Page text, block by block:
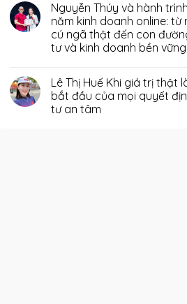
Nguyễn Thúy và hành
năm kinh doanh online: từ
cú ngã thật đến con
tư và kinh doanh bền vững
Lê Thị Huế Khi giá trị thật
bắt đầu của mọi quyết
tư an tâm